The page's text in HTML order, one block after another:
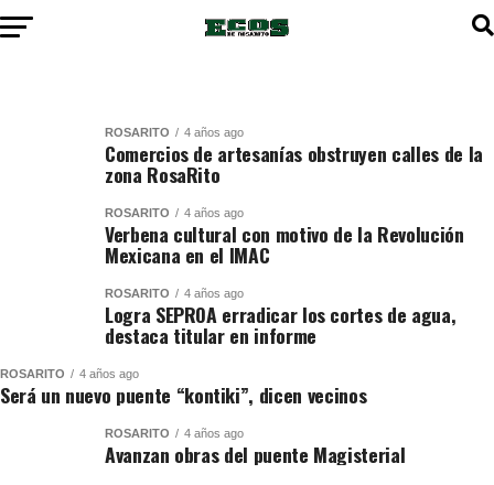
ROSARITO 4 años ago
Comercios de artesanías obstruyen calles de la
zona RosaRito
ROSARITO 4 años ago
Verbena cultural con motivo de la Revolución
Mexicana en el IMAC
ROSARITO 4 años ago
Logra SEPROA erradicar los cortes de agua,
destaca titular en informe
ROSARITO 4 años ago
Será un nuevo puente “kontiki”, dicen vecinos
ROSARITO 4 años ago
Avanzan obras del puente Magisterial